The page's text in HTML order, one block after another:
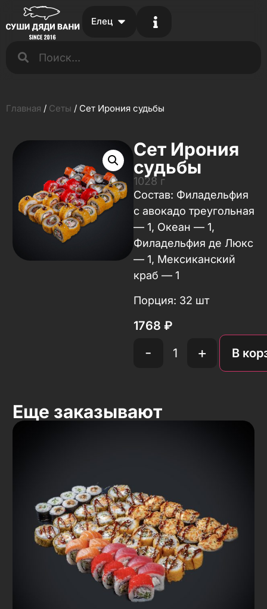
Елец
Главная / Сеты / Сет Ирония судьбы
Сет Ирония
судьбы
1028 г
​​​​​​​Состав: Филадельфия
с авокадо треугольная
— 1, Океан — 1,
Филадельфия де Люкс
— 1, Мексиканский
краб — 1
Порция: 32 шт
1768 ₽
- + В
Еще заказывают